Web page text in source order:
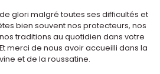
glori malgré toutes ses difficultés et
bien souvent nos protecteurs, nos
traditions au quotidien dans votre
merci de nous avoir accueilli dans la
et de la roussatine.